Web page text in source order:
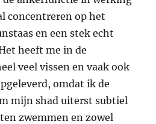
concentreren op het
en een stek echt
heeft me in de
veel vissen en vaak ook
omdat ik de
mijn shad uiterst subtiel
zwemmen en zowel